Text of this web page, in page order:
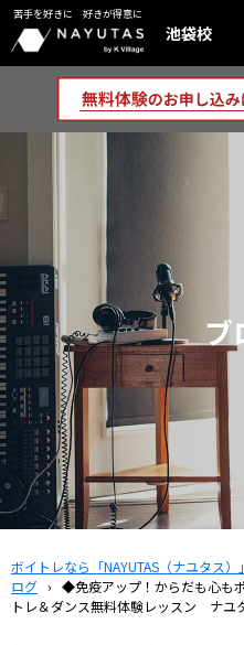
苦手を好きに 好きが得意に
池袋校
ブ
ボイトレなら「NAYUTAS（ナユタス）」
ログ › ◆免疫アップ！からだも心も
トレ＆ダンス無料体験レッスン ナユ